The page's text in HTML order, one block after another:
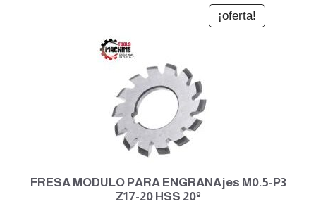
¡oferta!
FRESA MODULO PARA ENGRANAjes M0.5-P3
Z17-20 HSS 20º